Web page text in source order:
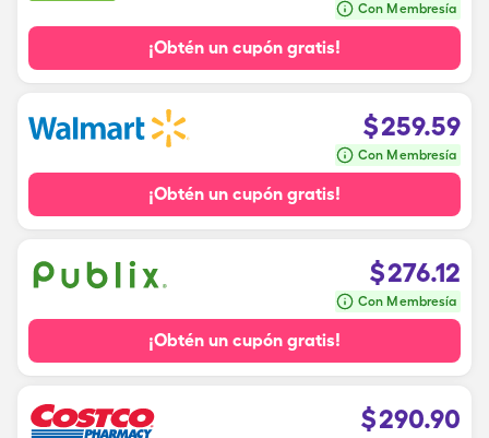
Con Membresía
¡Obtén un cupón gratis!
$259.59
Con Membresía
¡Obtén un cupón gratis!
$276.12
Con Membresía
¡Obtén un cupón gratis!
$290.90